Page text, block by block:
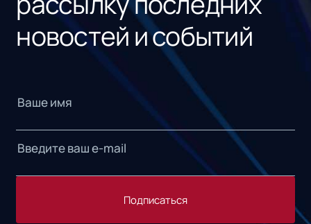
новостей и событий
Подписаться